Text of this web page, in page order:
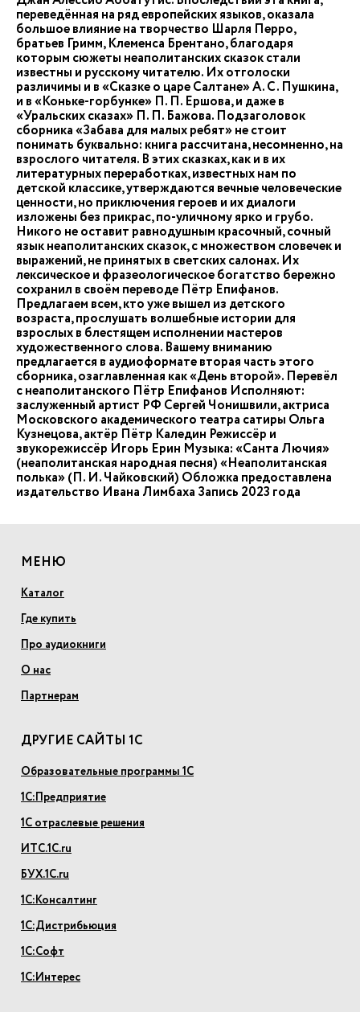
переведённая на ряд европейских языков, оказала
большое влияние на творчество Шарля Перро,
братьев Гримм, Клеменса Брентано, благодаря
которым сюжеты неаполитанских сказок стали
известны и русскому читателю. Их отголоски
различимы и в «Сказке о царе Салтане» А. С. Пушкина,
и в «Коньке-горбунке» П. П. Ершова, и даже в
«Уральских сказах» П. П. Бажова. Подзаголовок
сборника «Забава для малых ребят» не стоит
понимать буквально: книга рассчитана, несомненно, на
взрослого читателя. В этих сказках, как и в их
литературных переработках, известных нам по
детской классике, утверждаются вечные человеческие
ценности, но приключения героев и их диалоги
изложены без прикрас, по-уличному ярко и грубо.
Никого не оставит равнодушным красочный, сочный
язык неаполитанских сказок, с множеством словечек и
выражений, не принятых в светских салонах. Их
лексическое и фразеологическое богатство бережно
сохранил в своём переводе Пётр Епифанов.
Предлагаем всем, кто уже вышел из детского
возраста, прослушать волшебные истории для
взрослых в блестящем исполнении мастеров
художественного слова. Вашему вниманию
предлагается в аудиоформате вторая часть этого
сборника, озаглавленная как «День второй». Перевёл
с неаполитанского Пётр Епифанов Исполняют:
заслуженный артист РФ Сергей Чонишвили, актриса
Московского академического театра сатиры Ольга
Кузнецова, актёр Пётр Каледин Режиссёр и
звукорежиссёр Игорь Ерин Музыка: «Cанта Лючия»
(неаполитанская народная песня) «Неаполитанская
полька» (П. И. Чайковский) Обложка предоставлена
издательство Ивана Лимбаха Запись 2023 года
МЕНЮ
Каталог
Где купить
Про аудиокниги
О нас
Партнерам
ДРУГИЕ САЙТЫ 1С
Образовательные программы 1С
1С:Предприятие
1С отраслевые решения
ИТС.1С.ru
БУХ.1С.ru
1С:Консалтинг
1С:Дистрибьюция
1С:Софт
1С:Интерес